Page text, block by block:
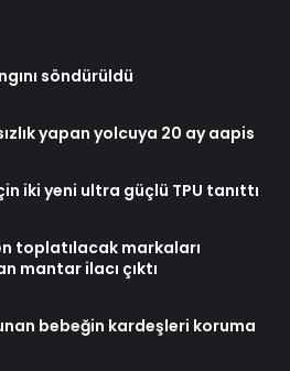
söndürüldü
yapan yolcuya 20 ay aapis
iki yeni ultra güçlü TPU tanıttı
toplatılacak markaları
mantar ilacı çıktı
bebeğin kardeşleri koruma